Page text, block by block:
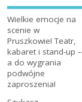
Wielkie emocje na
scenie w
Pruszkowie! Teatr,
kabaret i stand-up –
a do wygrania
podwójne
zaproszenia!